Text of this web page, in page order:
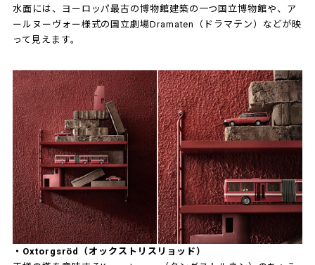
水面には、ヨーロッパ最古の博物館建築の一つ国立博物館や、ア
ールヌーヴォー様式の国立劇場Dramaten（ドラマテン）などが映
って見えます。
・Oxtorgsröd（オックストリスリョッド）